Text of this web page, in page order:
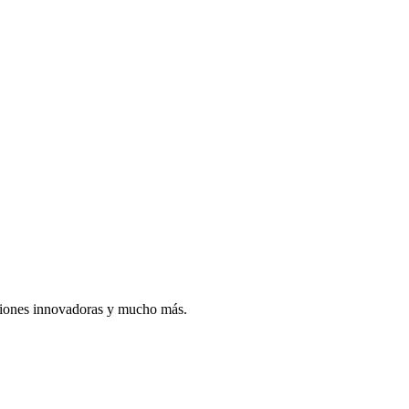
innovadoras y mucho más.